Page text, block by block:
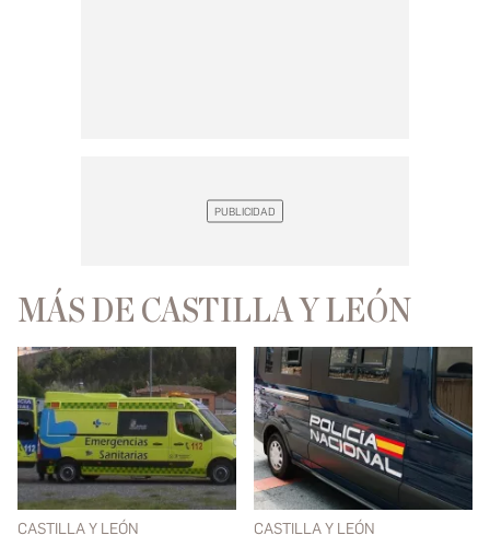
MÁS DE CASTILLA Y LEÓN
CASTILLA Y LEÓN CASTILLA Y LEÓN